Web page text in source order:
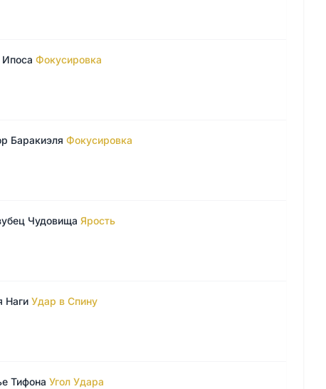
Фокусировка
Баракиэля Фокусировка
Чудовища Ярость
Наги Удар в Спину
Тифона Угол Удара